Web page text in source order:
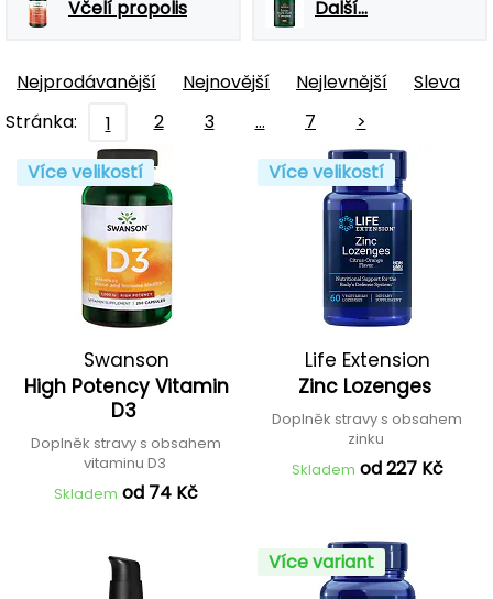
Včelí propolis Další...
Nejprodávanější Nejnovější Nejlevnější
Sleva
Stránka:
1 2 3 … 7
>
Více velikostí
Swanson
High Potency Vitamin
D3
Doplněk stravy s obsahem
vitaminu D3
Skladem od 74 Kč
Více velikostí
Life Extension
Zinc Lozenges
Doplněk stravy s obsahem
zinku
Skladem od 227 Kč
Více variant